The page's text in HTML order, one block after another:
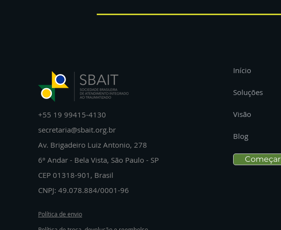
+55 19 99415-4130
secretaria@sbait.org.br
Av. Brigadeiro Luiz Antonio, 278
6º Andar - Bela Vista, São Paulo - SP
CEP 01318-901, Brasil
CNPJ: 49.078.884/0001-96
Política de envio
Início
Soluções
Visão
Blog
Começar